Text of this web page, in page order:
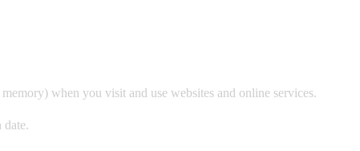
when you visit and use websites and online services.
date.